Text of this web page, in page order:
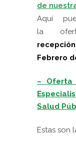
de
Aquí
la
recepción
Febrero
– Oferta
Salud
Estas son